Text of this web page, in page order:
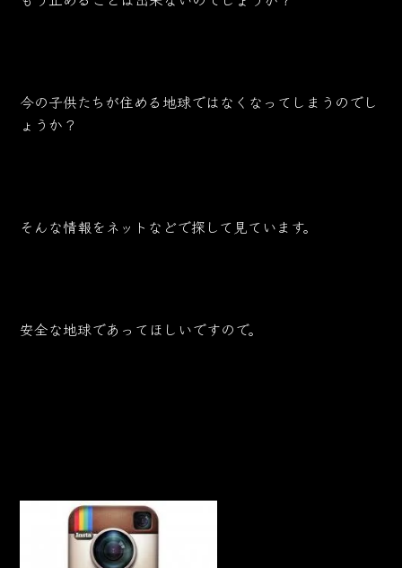
今の子供たちが住める地球ではなくなってしまうのでし
ょうか？
そんな情報をネットなどで探して見ています。
安全な地球であってほしいですので。